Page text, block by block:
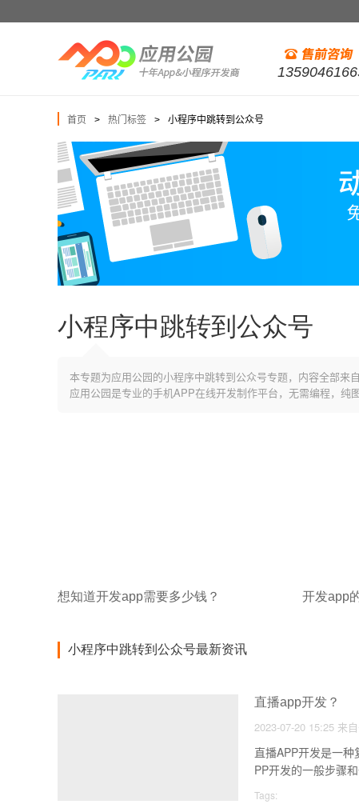
首页 > 热门标签 > 小程序中跳转到公众号
小程序中跳转到公众号
本专题为应用公园的小程序中跳转到公众号专题，内容全部来
应用公园是专业的手机APP在线开发制作平台，无需编程，纯
想知道开发app需要多少钱？ 开发app
小程序中跳转到公众号最新资讯
直播app开发？
2023-07-20 15:25 来
直播APP开发是一
Tags: